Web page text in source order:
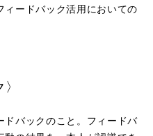
ィードバック活用においての
ドバックのこと。フィードバ